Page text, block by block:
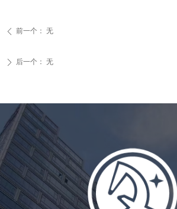
ꄴ 前一个： 无
ꄲ 后一个： 无